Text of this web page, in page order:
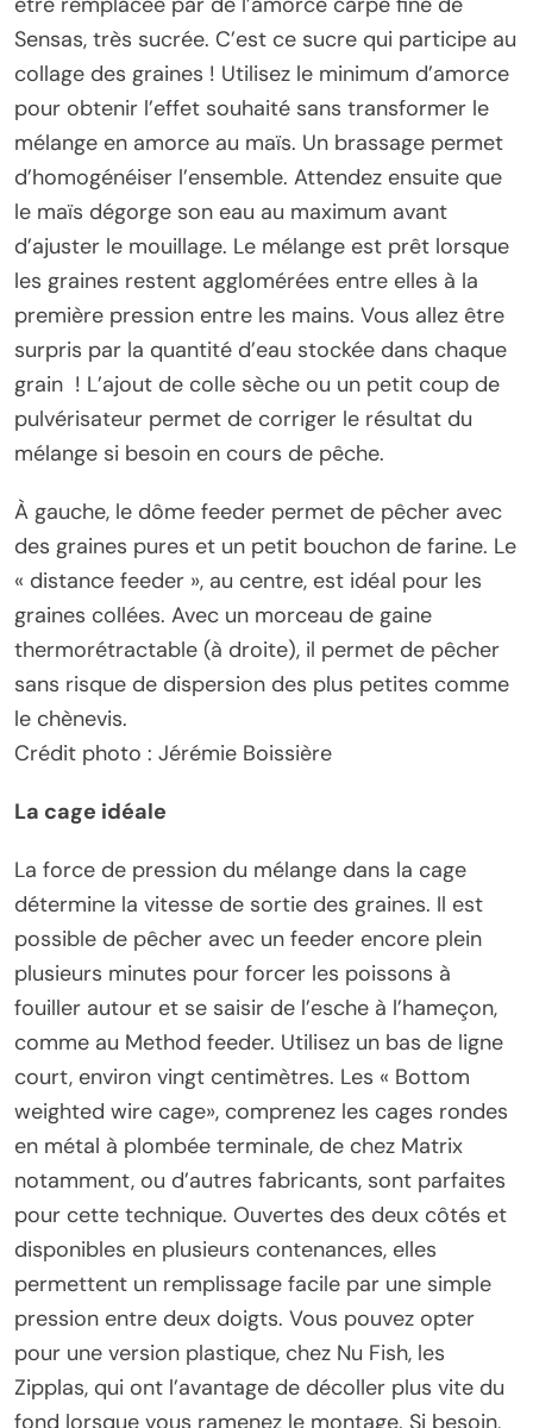
Sensas, très sucrée. C’est ce sucre qui participe au
collage des graines ! Utilisez le minimum d’amorce
pour obtenir l’effet souhaité sans transformer le
mélange en amorce au maïs. Un brassage permet
d’homogénéiser l’ensemble. Attendez ensuite que
le maïs dégorge son eau au maximum avant
d’ajuster le mouillage. Le mélange est prêt lorsque
les graines restent agglomérées entre elles à la
première pression entre les mains. Vous allez être
surpris par la quantité d’eau stockée dans chaque
grain ! L’ajout de colle sèche ou un petit coup de
pulvérisateur permet de corriger le résultat du
mélange si besoin en cours de pêche.
À gauche, le dôme feeder permet de pêcher avec
des graines pures et un petit bouchon de farine. Le
« distance feeder », au centre, est idéal pour les
graines collées. Avec un morceau de gaine
thermorétractable (à droite), il permet de pêcher
sans risque de dispersion des plus petites comme
le chènevis.
Crédit photo : Jérémie Boissière
La cage idéale
La force de pression du mélange dans la cage
détermine la vitesse de sortie des graines. Il est
possible de pêcher avec un feeder encore plein
plusieurs minutes pour forcer les poissons à
fouiller autour et se saisir de l’esche à l’hameçon,
comme au Method feeder. Utilisez un bas de ligne
court, environ vingt centimètres. Les « Bottom
weighted wire cage», comprenez les cages rondes
en métal à plombée terminale, de chez Matrix
notamment, ou d’autres fabricants, sont parfaites
pour cette technique. Ouvertes des deux côtés et
disponibles en plusieurs contenances, elles
permettent un remplissage facile par une simple
pression entre deux doigts. Vous pouvez opter
pour une version plastique, chez Nu Fish, les
Zipplas, qui ont l’avantage de décoller plus vite du
fond lorsque vous ramenez le montage. Si besoin,